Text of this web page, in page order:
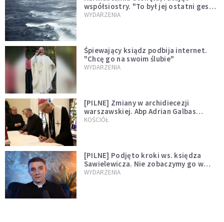
współsiostry. "To był jej ostatni gest
miłości"
WYDARZENIA
Śpiewający ksiądz podbija internet.
"Chcę go na swoim ślubie"
WYDARZENIA
[PILNE] Zmiany w archidiecezji
warszawskiej. Abp Adrian Galbas
wręczył dekrety nowym proboszczom
KOŚCIÓŁ
[PILNE] Podjęto kroki ws. księdza
Sawielewicza. Nie zobaczymy go w
mediach
WYDARZENIA